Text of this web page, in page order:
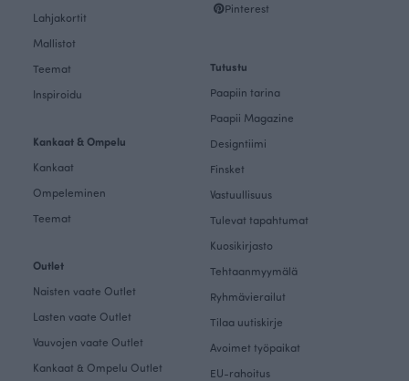
Lahjakortit
Mallistot
Teemat
Inspiroidu
Kankaat & Ompelu
Kankaat
Ompeleminen
Teemat
Outlet
Naisten vaate Outlet
Lasten vaate Outlet
Vauvojen vaate Outlet
Kankaat & Ompelu Outlet
Pinterest
Tutustu
Paapiin tarina
Paapii Magazine
Designtiimi
Finsket
Vastuullisuus
Tulevat tapahtumat
Kuosikirjasto
Tehtaanmyymälä
Ryhmävierailut
Tilaa uutiskirje
Avoimet työpaikat
EU-rahoitus